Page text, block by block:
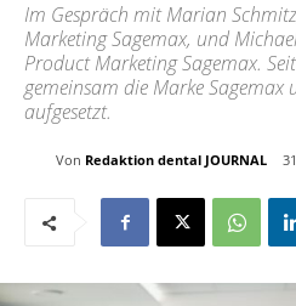
Im Gespräch mit Marian
Marketing Sagemax, und
Product Marketing Sagemax.
gemeinsam die Marke
aufgesetzt.
Von Redaktion dental JOURNAL